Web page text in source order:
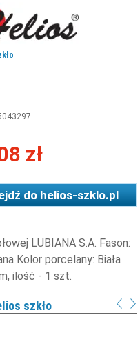
zł
dohelios-szklo.pl
LUBIANA S.A. Fason:
Kolor porcelany: Biała
ilość - 1 szt.
szkło